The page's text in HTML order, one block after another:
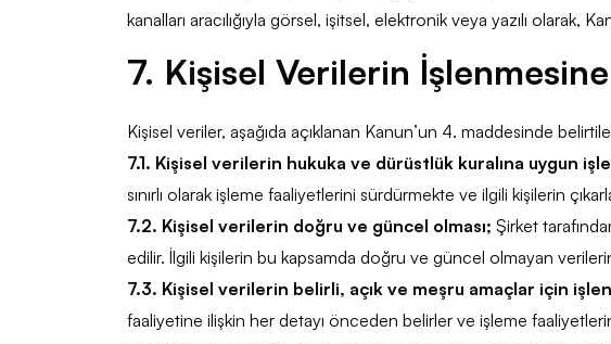
kanalları aracılığıyla görsel, işitsel, elektronik veya yazılı olarak,
7. Kişisel Verilerin
Kişisel veriler, aşağıda açıklanan Kanun’un 4. maddesinde
7.1. Kişisel verilerin hukuka ve dürüstlük kuralına uygun
sınırlı olarak işleme faaliyetlerini sürdürmekte ve ilgili kişilerin
7.2. Kişisel verilerin doğru ve güncel olması; Şirket
edilir. İlgili kişilerin bu kapsamda doğru ve güncel olmayan
7.3. Kişisel verilerin belirli, açık ve meşru amaçlar için
faaliyetine ilişkin her detayı önceden belirler ve işleme